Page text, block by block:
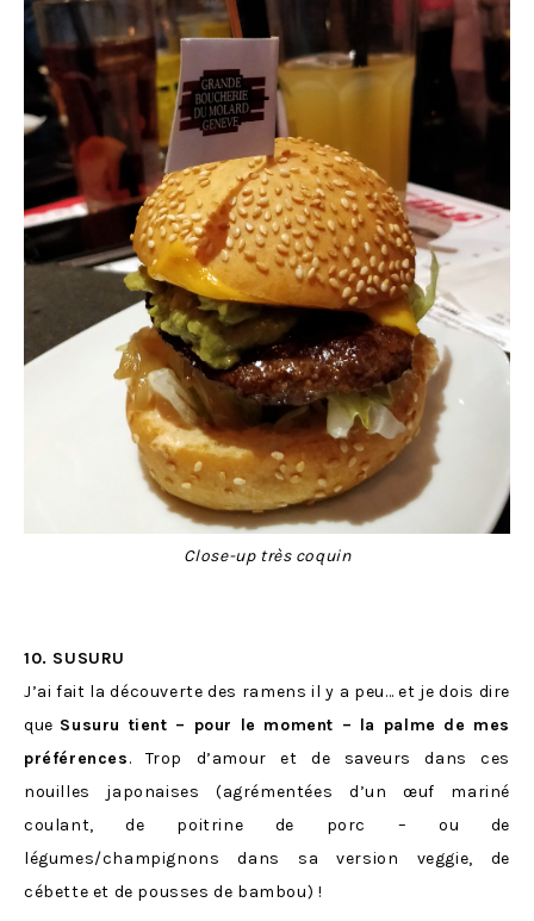
Close-up très coquin
10. SUSURU
J’ai fait la découverte des ramens il y a peu… et je dois dire
que Susuru tient – pour le moment – la palme de mes
préférences. Trop d’amour et de saveurs dans ces
nouilles japonaises (agrémentées d’un œuf mariné
coulant, de poitrine de porc – ou de
légumes/champignons dans sa version veggie, de
cébette et de pousses de bambou) !